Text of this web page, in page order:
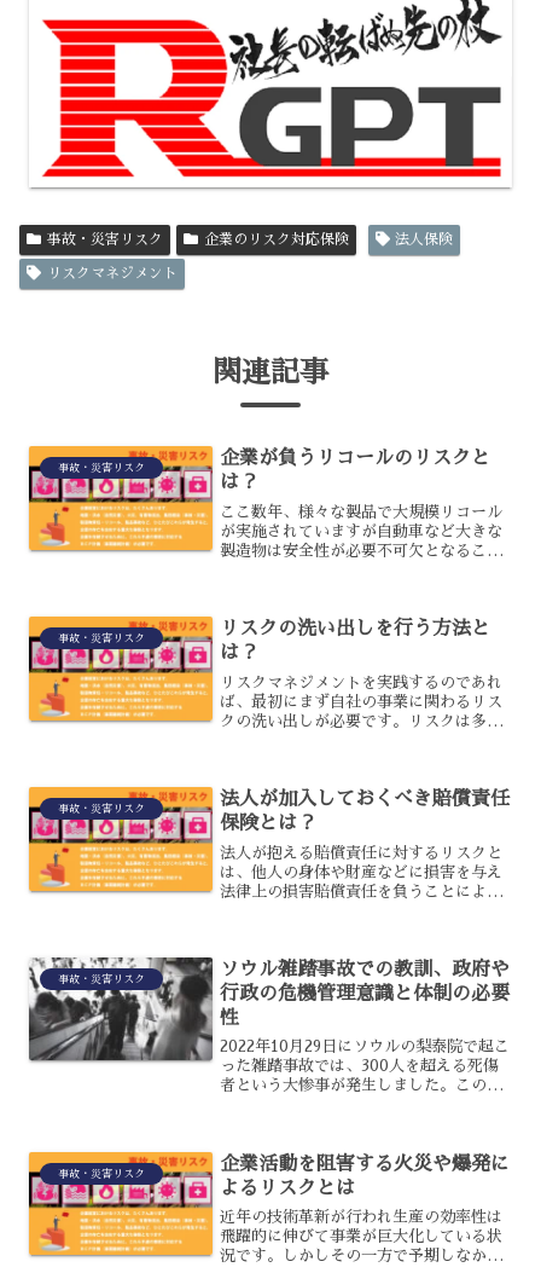
事故・災害リスク 企業のリスク対応保険 法人保険
リスクマネジメント
関連記事
事故・災害リスク
企業が負うリコールのリスクと
は？
ここ数年、様々な製品で大規模リコール
が実施されていますが自動車など大きな
製造物は安全性が必要不可欠となること
の調査対象になりますので...
事故・災害リスク
リスクの洗い出しを行う方法と
は？
リスクマネジメントを実践するのであれ
ば、最初にまず自社の事業に関わるリス
クの洗い出しが必要です。リスクは多岐
クもありますし業種業態が...
事故・災害リスク
法人が加入しておくべき賠償責任
保険とは？
法人が抱える賠償責任に対するリスクと
は、他人の身体や財産などに損害を与え
法律上の損害賠償責任を負うことによっ
を負った損害をカバーする...
事故・災害リスク
ソウル雑踏事故での教訓、政府や
行政の危機管理意識と体制の必要
性
2022年10月29日にソウルの梨泰院で起こ
った雑踏事故では、300人を超える死傷
者という大惨事が発生しました。この事
うか？政府や行...
事故・災害リスク
企業活動を阻害する火災や爆発に
よるリスクとは
近年の技術革新が行われ生産の効率性は
飛躍的に伸びて事業が巨大化している状
況です。しかしその一方で予期しなかっ